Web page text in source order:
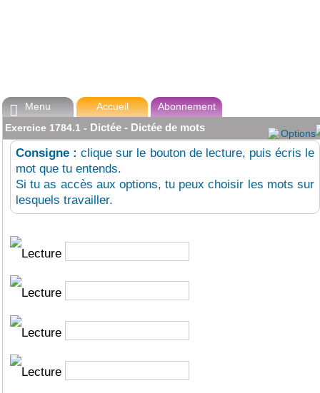
 Menu Accueil
Abonnement
Exercice 1784.1 - Dictée - Dictée de mots Options
Consigne :clique sur le bouton de lecture, puis écris le
mot que tu entends.
Si tu as accès aux options, tu peux choisir les mots sur
lesquels travailler.